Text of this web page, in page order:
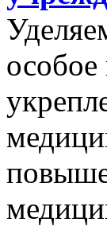
особое